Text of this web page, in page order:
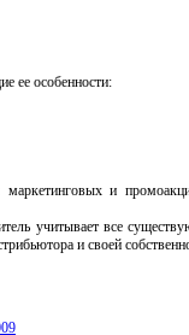
ее особенности:
и
учитывает все
и своей